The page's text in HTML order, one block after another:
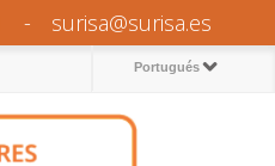
- surisa@surisa.es
Portugués